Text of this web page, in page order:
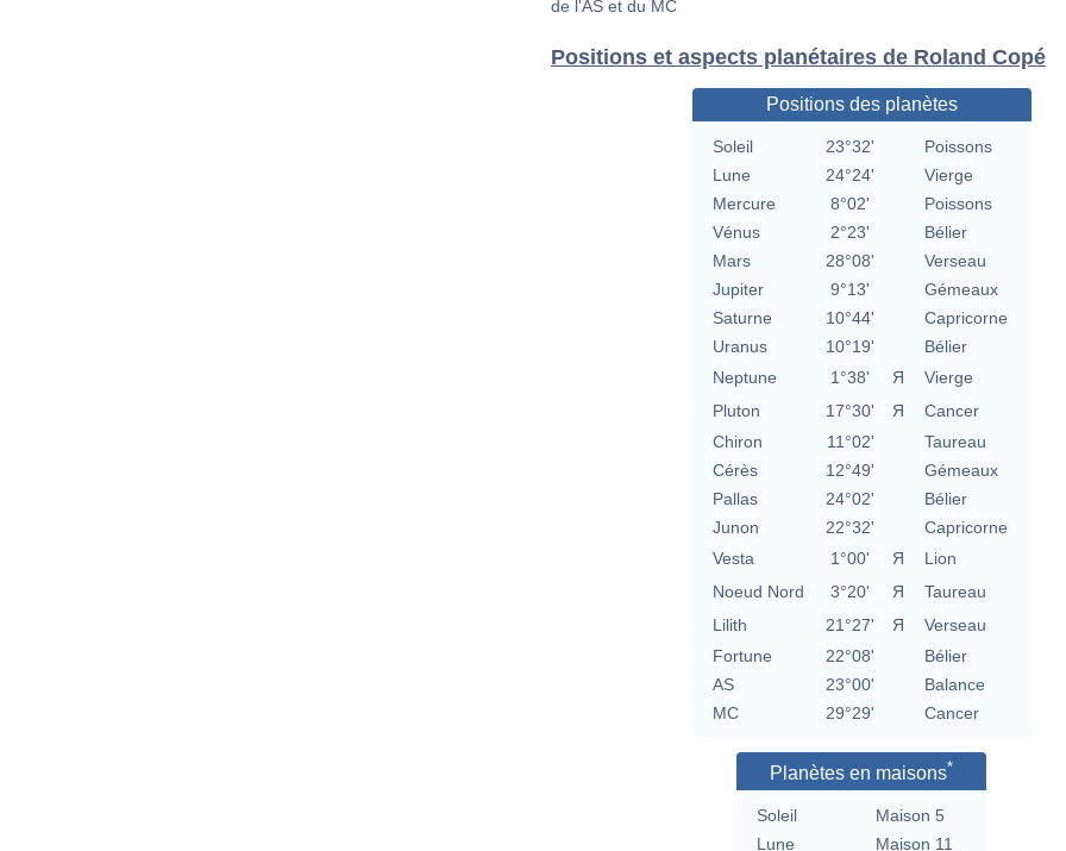
de l'AS et du MC
Positions et aspects planétaires de Roland Copé
Positions des planètes
Soleil 23°32'
Poissons
Lune
24°24'
Vierge
Mercure
8°02'
Poissons
Vénus
2°23'
Bélier
Mars
28°08'
Verseau
Jupiter
9°13'
Gémeaux
Saturne
10°44'
Capricorne
Uranus
10°19'
Bélier
Neptune
1°38' Я
Vierge
Pluton
17°30' Я
Cancer
Chiron
11°02'
Taureau
Cérès
12°49'
Gémeaux
Pallas
24°02'
Bélier
Junon
22°32'
Capricorne
Vesta
1°00' Я
Lion
Noeud Nord
3°20' Я
Taureau
Lilith
21°27' Я
Verseau
Fortune
22°08'
Bélier
AS
23°00'
Balance
MC
29°29' Cancer
Planètes en maisons*
Soleil
Maison 5
Lune
Maison 11